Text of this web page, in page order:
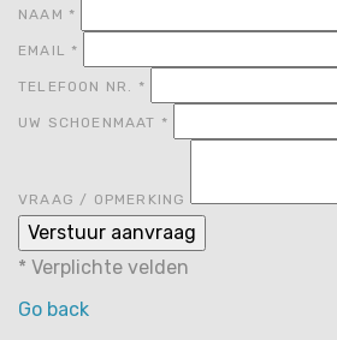
NAAM *
EMAIL *
TELEFOON NR. *
UW SCHOENMAAT *
VRAAG / OPMERKING
* Verplichte velden
Go back